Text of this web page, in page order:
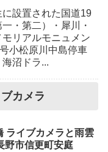
設置された国道19
・第二）・犀川・
リアルモニュメン
小松原川中島停車
沼ドラ...
カメラ
ライブカメラと雨雲
野市信更町安庭